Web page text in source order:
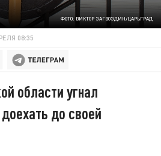
ФОТО: ВИКТОР ЗАГВОЗДИН/ЦАРЬГРАД
08:35
области угнал
до своей